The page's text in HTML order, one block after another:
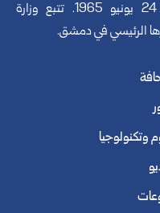
تأسست في 24 يونيو 1965. تتبع وزارة
الرئيسي في دمشق.
وتكنولوجيا